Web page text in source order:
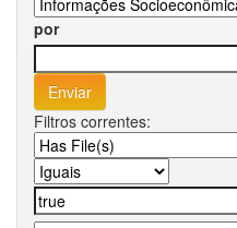
por
Filtros correntes: